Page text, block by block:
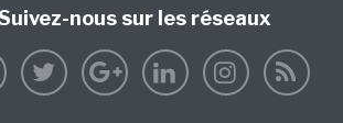
nous sur les réseaux